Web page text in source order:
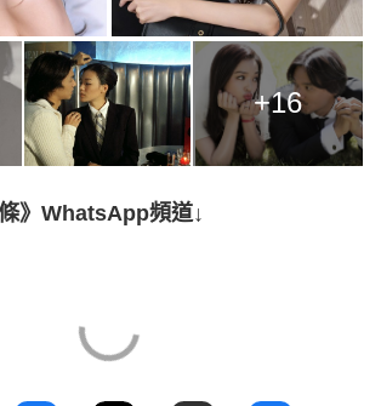
+16
》WhatsApp頻道↓